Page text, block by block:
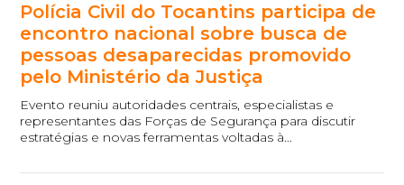
Polícia Civil do Tocantins participa de
encontro nacional sobre busca de
pessoas desaparecidas promovido
pelo Ministério da Justiça
Evento reuniu autoridades centrais, especialistas e
representantes das Forças de Segurança para discutir
estratégias e novas ferramentas voltadas à...